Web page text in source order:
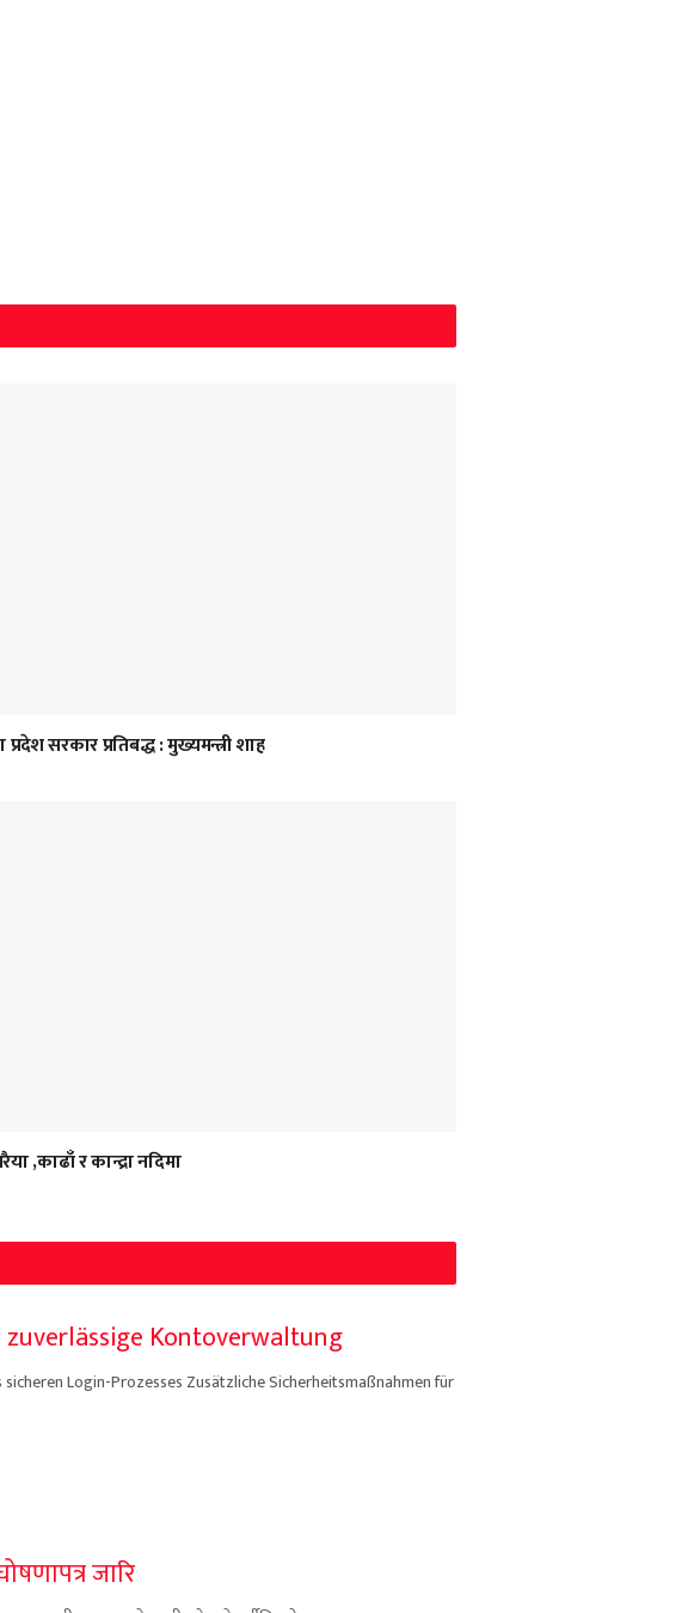
सरकार प्रतिबद्ध : मुख्यमन्त्री शाह
,काढाँ र कान्द्रा नदिमा
Kontoverwaltung
Login-Prozesses Zusätzliche Sicherheitsmaßnahmen für
जारि